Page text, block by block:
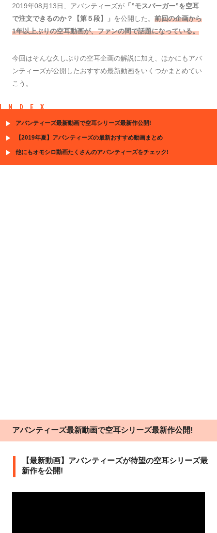
2019年08月13日、アバンティーズが 「”モスバーガー”を空耳
で注文できるのか？【第５段】」 を公開した。 前回の企画から
1年以上ぶりの空耳動画が、ファンの間で話題になっている。
今回はそんな久しぶりの空耳企画の解説に加え、ほかにもアバ
ンティーズが公開したおすすめ最新動画をいくつかまとめてい
こう。
INDEX
アバンティーズ最新動画で空耳シリーズ最新作公開!
【2019年夏】アバンティーズの最新おすすめ動画まとめ
他にもオモシロ動画たくさんのアバンティーズをチェック!
アバンティーズ最新動画で空耳シリーズ最新作公開!
【最新動画】アバンティーズが待望の空耳シリーズ最
新作を公開!